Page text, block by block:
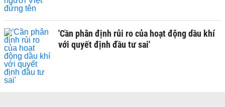
'Cần phân định rủi ro của hoạt động dầu khí
với quyết định đầu tư sai'